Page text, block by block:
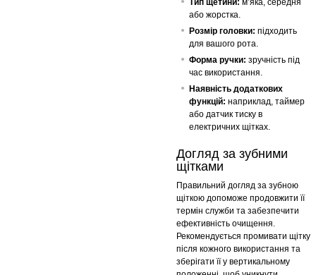
Тип щетини: м’яка, середня
або жорстка.
Розмір головки: підходить
для вашого рота.
Форма ручки: зручність під
час використання.
Наявність додаткових
функцій: наприклад, таймер
або датчик тиску в
електричних щітках.
Догляд за зубними
щітками
Правильний догляд за зубною
щіткою допоможе продовжити її
термін служби та забезпечити
ефективність очищення.
Рекомендується промивати щітку
після кожного використання та
зберігати її у вертикальному